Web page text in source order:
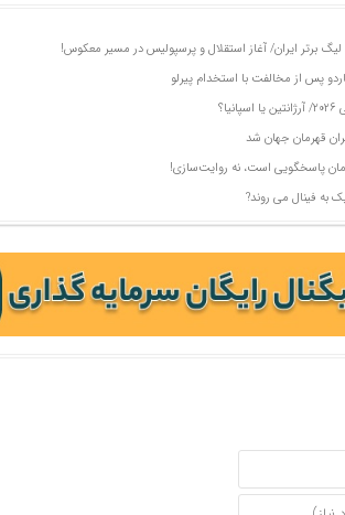
برتر ایران/ آغاز استقلال و پرسپولیس در مسیر معکوس!
پس از مخالفت با استخدام پیرلو
قهرمان جهان شد
پاسخگویی است، نه روایت‌سازی!
به فینال می‌ روند?